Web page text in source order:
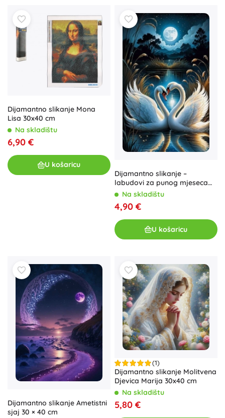
Dijamantno slikanje Mona
Lisa 30x40 cm
Na skladištu
6,90 €
U košaricu
Dijamantno slikanje –
labudovi za punog mjeseca
30 × 40 cm
Na skladištu
4,90 €
U košaricu
Dijamantno slikanje Ametistni
sjaj 30 × 40 cm
(1)
Dijamantno slikanje Molitvena
Djevica Marija 30x40 cm
Na skladištu
5,80 €